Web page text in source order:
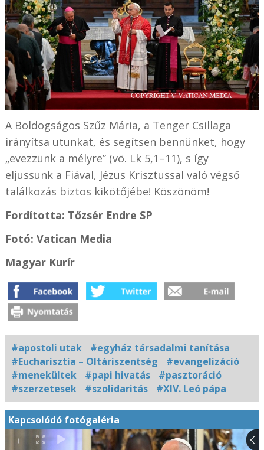
A Boldogságos Szűz Mária, a Tenger Csillaga
irányítsa utunkat, és segítsen bennünket, hogy
„evezzünk a mélyre” (vö. Lk 5,1–11), s így
eljussunk a Fiával, Jézus Krisztussal való végső
találkozás biztos kikötőjébe! Köszönöm!
Fordította: Tőzsér Endre SP
Fotó: Vatican Media
Magyar Kurír
#apostoli utak
#egyház társadalmi tanítása
#Eucharisztia – Oltáriszentség
#evangelizáció
#menekültek
#papi hivatás
#pasztoráció
#szerzetesek
#szolidaritás #XIV. Leó pápa
Kapcsolódó fotógaléria